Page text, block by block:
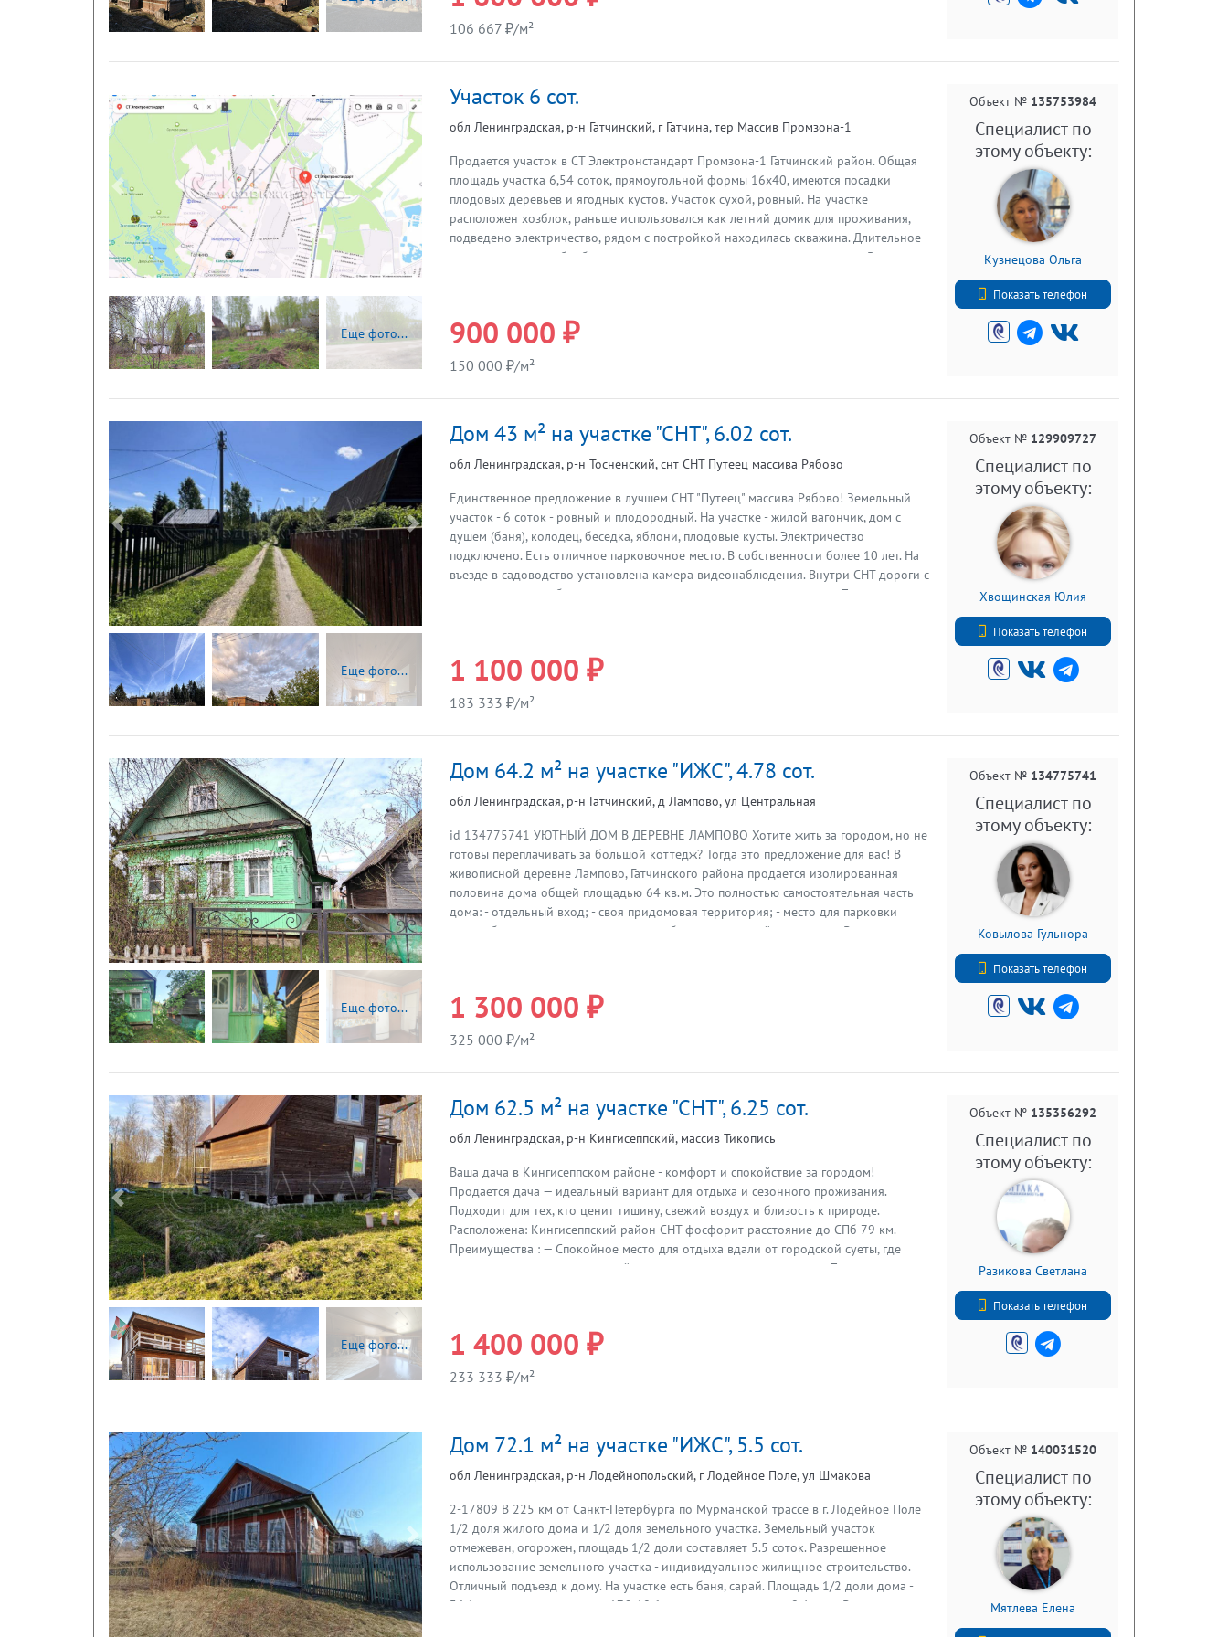
106 667 ₽/м²
Следующая Предыдущая
Еще фото...
Участок 6 сот.
обл Ленинградская, р-н Гатчинский, г Гатчина, тер Массив Промзона-1
Продается участок в СТ Электронстандарт Промзона-1 Гатчинский район. Общая
площадь участка 6,54 соток, прямоугольной формы 16х40, имеются посадки
плодовых деревьев и ягодных кустов. Участок сухой, ровный. На участке
расположен хозблок, раньше использовался как летний домик для проживания,
подведено электричество, рядом с постройкой находилась скважина. Длительное
время участок не обрабатывался и находится в запущенном состоянии. В
города да садоводства на машине 13 минут. Кадастровый номер участка
900 000 ₽
150 000 ₽/м²
Объект № 135753984
Специалист по
этому объекту:
Кузнецова Ольга
Показать телефон
+7 (812) 740-70-40
Следующая Предыдущая
Еще фото...
Дом 43 м² на участке "СНТ", 6.02 сот.
обл Ленинградская, р-н Тосненский, снт СНТ Путеец массива Рябово
Единственное предложение в лучшем СНТ "Путеец" массива Pябовo! Земельный
участок - 6 соток - ровный и плодородный. На участке - жилой вагончик, дом с
душем (баня), колодец, беседка, яблони, плодовые кусты. Электричество
подключено. Есть отличное парковочное место. В собственности более 10 лет. На
въезде в садоводство установлена камера видеонаблюдения. Внутри СНТ дороги с
грунтовым или щебеночным покрытием, проведено электричество. Правление
городом, как на своем автомобиле по Московскому шоссе, так и общественным
Садоводство окружено лесными массивами, характерными для Тосненского
дополнительной информации или организации просмотра, пожалуйста, свяжитесь с
нами.
1 100 000 ₽
183 333 ₽/м²
Объект № 129909727
Специалист по
этому объекту:
Хвощинская Юлия
Показать телефон
+7 (812) 740-70-40
Следующая Предыдущая
Еще фото...
Дом 64.2 м² на участке "ИЖС", 4.78 сот.
обл Ленинградская, р-н Гатчинский, д Лампово, ул Центральная
id 134775741 УЮТНЫЙ ДОМ В ДЕРЕВНЕ ЛАМПОВО Хотите жить за городом, но не
готовы переплачивать за большой коттедж? Тогда это предложение для вас! В
живописной деревне Лампово, Гатчинского района продается изолированная
половина дома общей площадью 64 кв.м. Это полностью самостоятельная часть
дома: - отдельный вход; - своя придомовая территория; - место для парковки
автомобиля перед домом; - никаких общих помещений с соседями. В доме две
просторную мастерскую, место для хранения техники или хозяйственных
комфортной жизни: детский сад, Дом культуры, библиотека, магазины и почта.
открытым небом, где сохранились традиции северного деревянного зодчества и
спокойный уклад загородной жизни. Если вы давно мечтали о собственном доме в
тихом, красивом месте - обязательно приезжайте на просмотр. Возможно, именно
вопросы и организую просмотр. Итака. Работаем с 1993 года.
1 300 000 ₽
325 000 ₽/м²
Объект № 134775741
Специалист по
этому объекту:
Ковылова Гульнора
Показать телефон
+7 9111181947
Следующая Предыдущая
Еще фото...
Дом 62.5 м² на участке "СНТ", 6.25 сот.
обл Ленинградская, р-н Кингисеппский, массив Тикопись
Ваша дача в Кингисеппском районе - комфорт и спокойствие за городом!
Продаётся дача — идеальный вариант для отдыха и сезонного проживания.
Подходит для тех, кто ценит тишину, свежий воздух и близость к природе.
Расположена: Кингисеппский район СНТ фосфорит расстояние до СПб 79 км.
Преимущества : — Спокойное место для отдыха вдали от городской суеты, где
можно наслаждаться природой и размеренным ритмом жизни; — Подъездные пути
уютная веранда — отличное место для утреннего кофе или вечернего чаепития;
нагревается за 30 минут. О участке: - Площадь: 6,25 соток; -Форма участка:
трубы под коммуникации. Коммуникации: — Водопровод: колодец; — Канализация:
септик Заинтересовало предложение? Свяжитесь со мной по телефону или в
сообщениях — отвечу на все вопросы и организую просмотр!
1 400 000 ₽
233 333 ₽/м²
Объект № 135356292
Специалист по
этому объекту:
Разикова Светлана
Показать телефон
+7 (981) 177-62-07
Следующая Предыдущая
Дом 72.1 м² на участке "ИЖС", 5.5 сот.
обл Ленинградская, р-н Лодейнопольский, г Лодейное Поле, ул Шмакова
2-17809 В 225 км от Санкт-Петербурга по Мурманской трассе в г. Лодейное Поле
1/2 доля жилого дома и 1/2 доля земельного участка. Земельный участок
отмежеван, огорожен, площадь 1/2 доли составляет 5.5 соток. Разрешенное
использование земельного участка - индивидуальное жилищное строительство.
Отличный подъезд к дому. На участке есть баня, сарай. Площадь 1/2 доли дома -
36.1 кв.м., площадь комнат 17.2 10.6кв.м., площадь кухни - 8,4 кв.м. В доме печное
Объект № 140031520
Специалист по
этому объекту:
Мятлева Елена